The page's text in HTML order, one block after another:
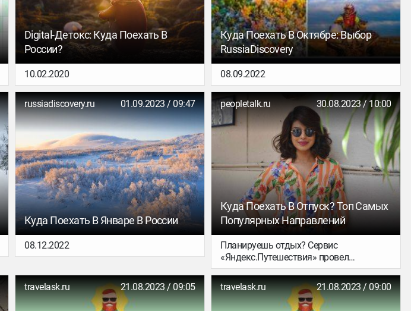
Digital-Детокс: Куда Поехать В
России?
10.02.2020
Куда Поехать В Октябре: Выбор
RussiaDiscovery
08.09.2022
russiadiscovery.ru 01.09.2023 / 09:47
Куда Поехать В Январе В России
08.12.2022
peopletalk.ru 30.08.2023 / 10:00
Куда Поехать В Отпуск? Топ Самых
Популярных Направлений
Планируешь отдых? Сервис
«Яндекс.Путешествия» провел
исследование и выяснил, где россияне
отдыхают этим летом. Можешь
присоединиться к соотечественникам
или держаться подальше от этих мест.
travelask.ru 21.08.2023 / 09:05 travelask.ru 21.08.2023 / 09:00